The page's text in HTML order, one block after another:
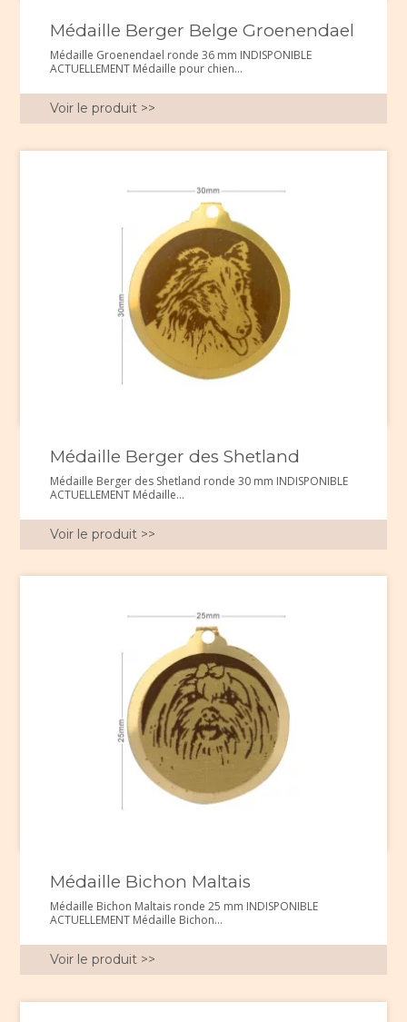
Médaille Berger Belge Groenendael
Médaille Groenendael ronde 36 mm INDISPONIBLE
ACTUELLEMENT Médaille pour chien...
Voir le produit >>
Médaille Berger des Shetland
Médaille Berger des Shetland ronde 30 mm INDISPONIBLE
ACTUELLEMENT Médaille...
Voir le produit >>
Médaille Bichon Maltais
Médaille Bichon Maltais ronde 25 mm INDISPONIBLE
ACTUELLEMENT Médaille Bichon...
Voir le produit >>